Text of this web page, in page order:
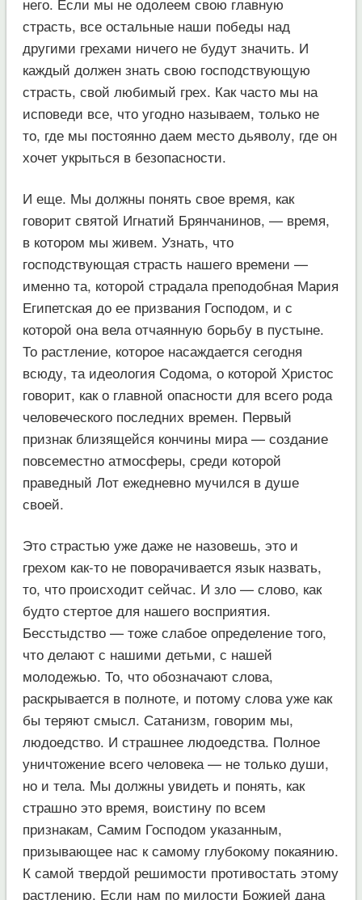
страсть, все остальные наши победы над
другими грехами ничего не будут значить. И
каждый должен знать свою господствующую
страсть, свой любимый грех. Как часто мы на
исповеди все, что угодно называем, только не
то, где мы постоянно даем место дьяволу, где он
хочет укрыться в безопасности.
И еще. Мы должны понять свое время, как
говорит святой Игнатий Брянчанинов, — время,
в котором мы живем. Узнать, что
господствующая страсть нашего времени —
именно та, которой страдала преподобная Мария
Египетская до ее призвания Господом, и с
которой она вела отчаянную борьбу в пустыне.
То растление, которое насаждается сегодня
всюду, та идеология Содома, о которой Христос
говорит, как о главной опасности для всего рода
человеческого последних времен. Первый
признак близящейся кончины мира — создание
повсеместно атмосферы, среди которой
праведный Лот ежедневно мучился в душе
своей.
Это страстью уже даже не назовешь, это и
грехом как-то не поворачивается язык назвать,
то, что происходит сейчас. И зло — слово, как
будто стертое для нашего восприятия.
Бесстыдство — тоже слабое определение того,
что делают с нашими детьми, с нашей
молодежью. То, что обозначают слова,
раскрывается в полноте, и потому слова уже как
бы теряют смысл. Сатанизм, говорим мы,
людоедство. И страшнее людоедства. Полное
уничтожение всего человека — не только души,
но и тела. Мы должны увидеть и понять, как
страшно это время, воистину по всем
признакам, Самим Господом указанным,
призывающее нас к самому глубокому покаянию.
К самой твердой решимости противостать этому
растлению. Если нам по милости Божией дана